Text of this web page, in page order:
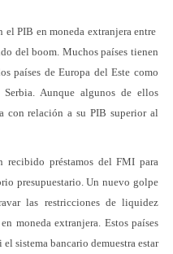
PIB en moneda extranjera entre
del boom. Muchos países tienen
países de Europa del Este como
Aunque algunos de ellos
con relación a su PIB superior al
recibido préstamos del FMI para
presupuestario. Un nuevo golpe
las restricciones de liquidez
moneda extranjera. Estos países
sistema bancario demuestra estar